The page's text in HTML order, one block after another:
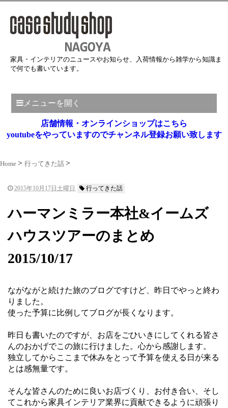
家具・インテリアのニュースやお知らせ、入荷情報から雑学から知識ま
で何でも書いています。
メニューを開く
店舗情報・オンラインショップはこちら
youtubeをやっていますのでチャンネル登録お願い致します
Home 行ってきた話
2015年10月17日土曜日 行ってきた話
ハーマンミラー本社&イームズ
ハウスツアーのまとめ
2015/10/17
ながながと続けた旅のブログですけど、昨日でやっと終わ
りました。
使った予算に比例してブログが長くなります。
昨日も書いたのですが、お店をごひいきにしてくれる皆さ
んのおかげでこの旅に行けました。心から感謝します。
独立してからここまで休みをとって予算を使える日が来る
とは感無量です。
そんな皆さんのために良いお店づくり、お付き合い、そし
てこれから家具インテリア業界に貢献できるように頑張り